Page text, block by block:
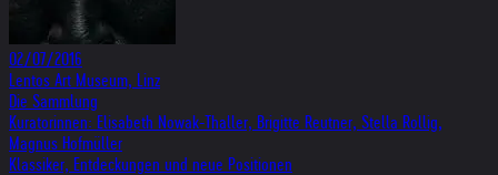
02/07/2016
Lentos Art Museum, Linz
Die Sammlung
Kuratorinnen: Elisabeth Nowak-Thaller, Brigitte Reutner, Stella Rollig,
Magnus Hofmüller
Klassiker, Entdeckungen und neue Positionen